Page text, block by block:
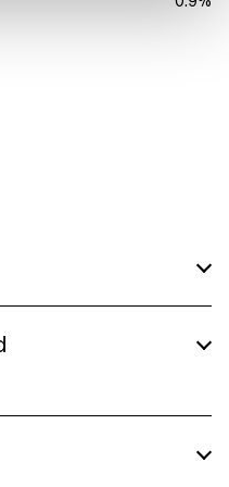
Global Growth